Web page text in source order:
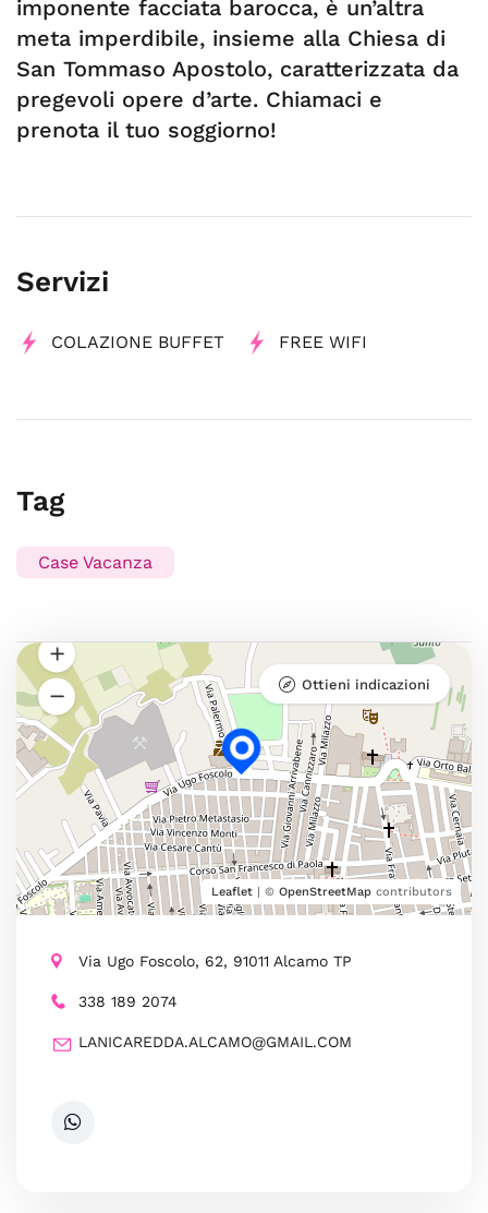
imponente facciata barocca, è un’altra
meta imperdibile, insieme alla Chiesa di
San Tommaso Apostolo, caratterizzata da
pregevoli opere d’arte. Chiamaci e
prenota il tuo soggiorno!
Servizi
COLAZIONE BUFFET FREE WIFI
Tag
Case Vacanza
Leaflet | © OpenStreetMap contributors
Ottieni indicazioni
Via Ugo Foscolo, 62, 91011 Alcamo TP
338 189 2074
LANICAREDDA.ALCAMO@GMAIL.COM